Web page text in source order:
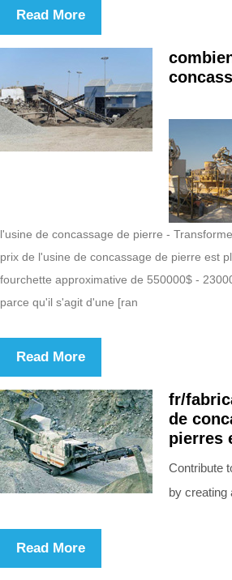
Read More
l'usine de concassage de pierre -
prix de l'usine de concassage de pierre est
fourchette approximative de 550000$ -
parce qu'il s'agit d'une [ran
Read More
fr/
de
pierres
Contribute
by creating
Read More